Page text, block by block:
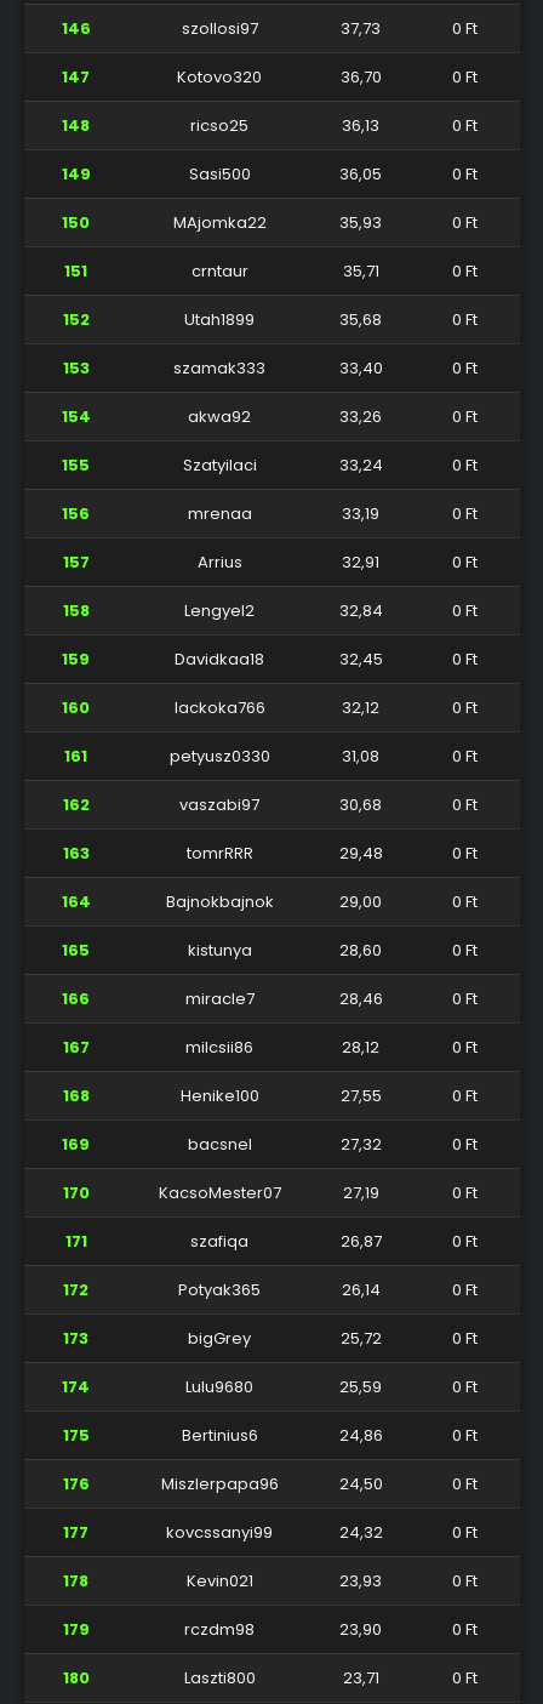
146 szollosi97 37,73 0 Ft
147 Kotovo320 36,70 0 Ft
148 ricso25 36,13 0 Ft
149 Sasi500 36,05 0 Ft
150 MAjomka22 35,93 0 Ft
151 crntaur 35,71 0 Ft
152 Utah1899 35,68 0 Ft
153 szamak333 33,40 0 Ft
154 akwa92 33,26 0 Ft
155 Szatyilaci 33,24 0 Ft
156 mrenaa 33,19 0 Ft
157 Arrius 32,91 0 Ft
158 Lengyel2 32,84 0 Ft
159 Davidkaa18 32,45 0 Ft
160 lackoka766 32,12 0 Ft
161 petyusz0330 31,08 0 Ft
162 vaszabi97 30,68 0 Ft
163 tomrRRR 29,48 0 Ft
164 Bajnokbajnok 29,00 0 Ft
165 kistunya 28,60 0 Ft
166 miracle7 28,46 0 Ft
167 milcsii86 28,12 0 Ft
168 Henike100 27,55 0 Ft
169 bacsnel 27,32 0 Ft
170 KacsoMester07 27,19 0 Ft
171 szafiqa 26,87 0 Ft
172 Potyak365 26,14 0 Ft
173 bigGrey 25,72 0 Ft
174 Lulu9680 25,59 0 Ft
175 Bertinius6 24,86 0 Ft
176 Miszlerpapa96 24,50 0 Ft
177 kovcssanyi99 24,32 0 Ft
178 Kevin021 23,93 0 Ft
179 rczdm98 23,90 0 Ft
180 Laszti800 23,71 0 Ft